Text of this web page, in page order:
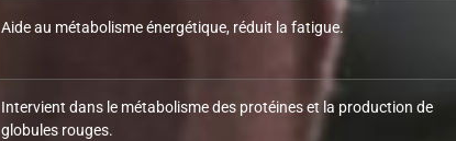
Aide au métabolisme énergétique, réduit la fatigue.
Intervient dans le métabolisme des protéines et la production de
globules rouges.